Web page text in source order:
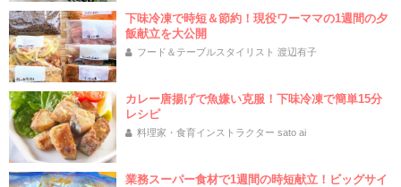
下味冷凍で時短＆節約！現役ワーママの1週間の夕
飯献立を大公開
フード＆テーブルスタイリスト 渡辺有子
カレー唐揚げで魚嫌い克服！下味冷凍で簡単15分
レシピ
料理家・食育インストラクター sato ai
業務スーパー食材で1週間の時短献立！ビッグサイ